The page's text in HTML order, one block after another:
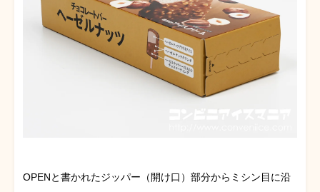
OPENと書かれたジッパー（開け口）部分からミシン目に沿